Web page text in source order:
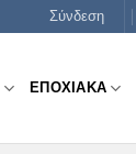
Σύνδεση
ΕΠΟΧΙΑΚΑ